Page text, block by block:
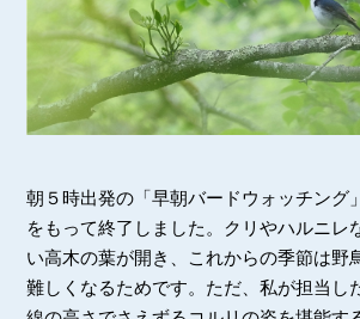
朝５時出発の「早朝バードウォッチング
をもって終了しました。クリやハルニレ
い高木の葉が開き、これからの季節は野
難しくなるためです。ただ、私が担当し